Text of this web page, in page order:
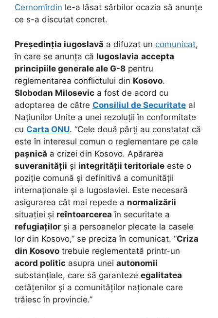
Cernomîrdin le-a lăsat sârbilor ocazia să anunțe
ce s-a discutat concret.
Președinția iugoslavă a difuzat un comunicat,
în care se anunța că Iugoslavia accepta
principiile generale ale G-8 pentru
reglementarea conflictului din Kosovo.
Slobodan Milosevic a fost de acord cu
adoptarea de către Consiliul de Securitate al
Națiunilor Unite a unei rezoluții în conformitate
cu Carta ONU. “Cele două părți au constatat că
este în interesul comun o reglementare pe cale
pașnică a crizei din Kosovo. Apărarea
suveranității și integrității teritoriale este o
poziție comună și definitivă a comunității
internaționale și a Iugoslaviei. Este necesară
asigurarea cât mai repede a normalizării
situației și reîntoarcerea în securitate a
refugiaților și a persoanelor plecate la casele
lor din Kosovo,” se preciza în comunicat. “Criza
din Kosovo trebuie reglementată printr-un
acord politic asupra unei autonomii
substanțiale, care să garanteze egalitatea
cetățenilor și a comunităților naționale care
trăiesc în provincie.”